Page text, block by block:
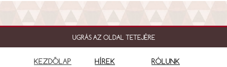
UGRÁS AZ OLDAL TETEJÉRE
KEZDŐLAP HÍREK RÓLUNK